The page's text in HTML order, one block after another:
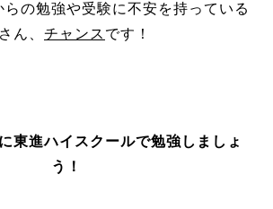
の勉強や受験に不安を持っている
ん、 チャンス です！
東進ハイスクールで勉強しましょ
う！